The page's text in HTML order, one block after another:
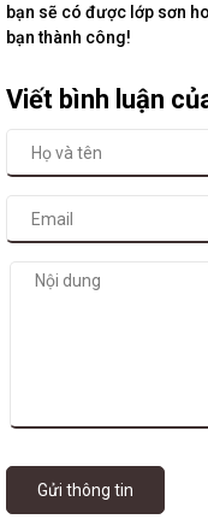
bạn sẽ có được lớp sơn
bạn thành công!
Viết bình luận
Gửi thông tin